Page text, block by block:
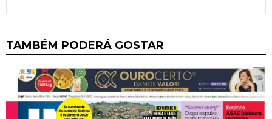
TAMBÉM PODERÁ GOSTAR